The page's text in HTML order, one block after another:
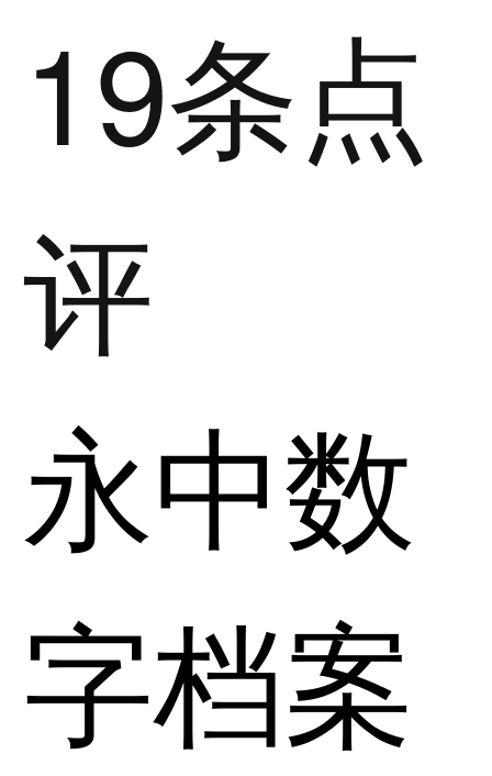
19条点
评
永中数
字档案